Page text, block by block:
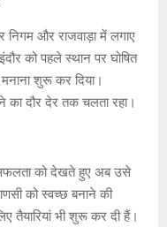
निगम और राजवाड़ा में लगाए
को पहले स्थान पर घोषित
शुरू कर दिया।
का दौर देर तक चलता रहा।
सफलता को देखते हुए अब उसे
को स्वच्छ बनाने की
तैयारियां भी शुरू कर दी हैं।